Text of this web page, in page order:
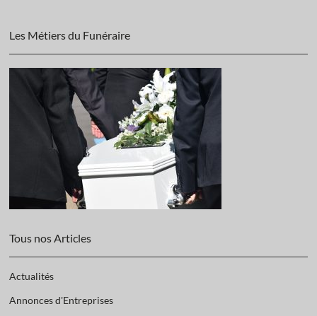
Les Métiers du Funéraire
Tous nos Articles
Actualités
Annonces d'Entreprises